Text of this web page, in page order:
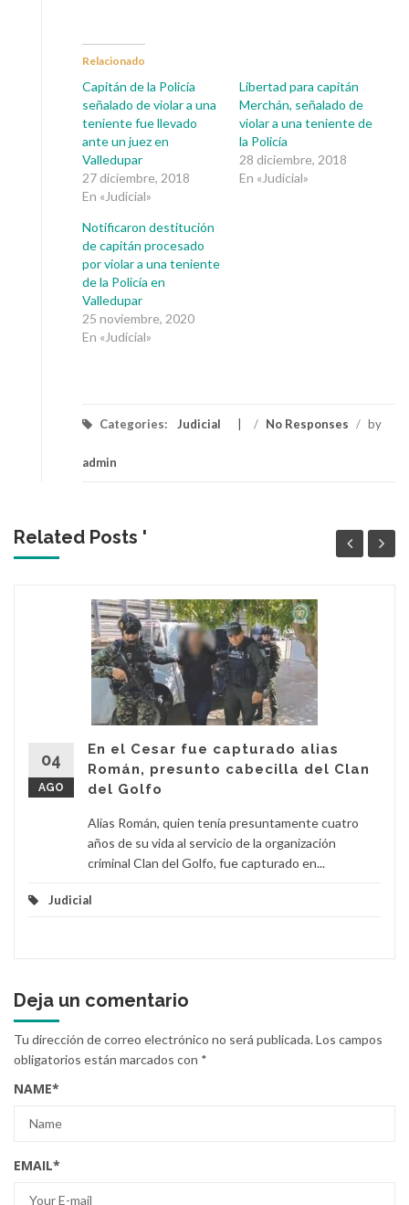
Relacionado
Capitán de la Policía
señalado de violar a una
teniente fue llevado
ante un juez en
Valledupar
27 diciembre, 2018
En «Judicial»
Libertad para capitán
Merchán, señalado de
violar a una teniente de
la Policía
28 diciembre, 2018
En «Judicial»
Notificaron destitución
de capitán procesado
por violar a una teniente
de la Policía en
Valledupar
25 noviembre, 2020
En «Judicial»
Categories: Judicial / No Responses / by
admin
Related Posts '
04
AGO
En el Cesar fue capturado alias
Román, presunto cabecilla del Clan
del Golfo
Alias Román, quien tenía presuntamente cuatro
años de su vida al servicio de la organización
criminal Clan del Golfo, fue capturado en...
Judicial
Deja un comentario
Tu dirección de correo electrónico no será publicada.Los campos
obligatorios están marcados con *
NAME*
EMAIL*